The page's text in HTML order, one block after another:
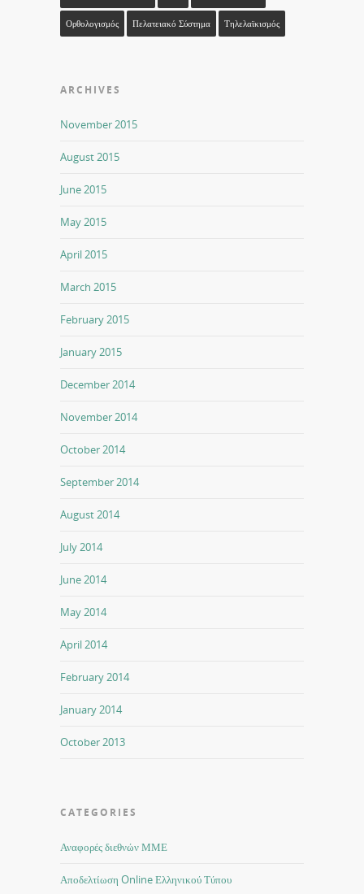
Ορθολογισμός Πελατειακό Σύστημα Τηλελαϊκισμός
ARCHIVES
November 2015
August 2015
June 2015
May 2015
April 2015
March 2015
February 2015
January 2015
December 2014
November 2014
October 2014
September 2014
August 2014
July 2014
June 2014
May 2014
April 2014
February 2014
January 2014
October 2013
CATEGORIES
Αναφορές διεθνών ΜΜΕ
Αποδελτίωση Online Ελληνικού Τύπου